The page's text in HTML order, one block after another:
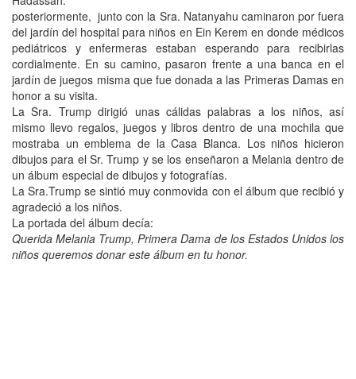
posteriormente, junto con la Sra. Natanyahu caminaron por fuera
del jardín del hospital para niños en Ein Kerem en donde médicos
pediátricos y enfermeras estaban esperando para recibirlas
cordialmente. En su camino, pasaron frente a una banca en el
jardín de juegos misma que fue donada a las Primeras Damas en
honor a su visita.
La Sra. Trump dirigió unas cálidas palabras a los niños, así
mismo llevo regalos, juegos y libros dentro de una mochila que
mostraba un emblema de la Casa Blanca. Los niños hicieron
dibujos para el Sr. Trump y se los enseñaron a Melania dentro de
un álbum especial de dibujos y fotografías.
La Sra.Trump se sintió muy conmovida con el álbum que recibió y
agradeció a los niños.
La portada del álbum decía:
Querida Melania Trump, Primera Dama de los Estados Unidos los
niños queremos donar este álbum en tu honor.